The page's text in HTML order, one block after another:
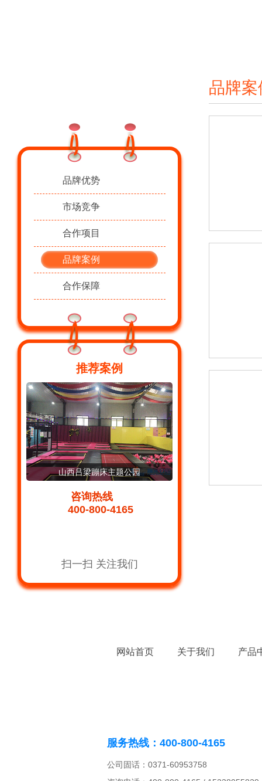
品牌优势
市场竞争
合作项目
品牌案例
合作保障
推荐案例
山西吕梁蹦床主题公园
咨询热线
400-800-4165
扫一扫 关注我们
品牌案
网站首页 关于我们 产品
服务热线：400-800-4165
公司固话：0371-60953758